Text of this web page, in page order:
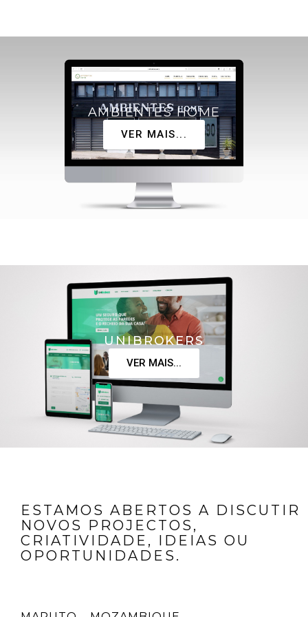
AMBIENTES HOME
VER MAIS...
UNIBROKERS
VER MAIS...
ESTAMOS ABERTOS A DISCUTIR
NOVOS PROJECTOS,
CRIATIVIDADE, IDEIAS OU
OPORTUNIDADES.